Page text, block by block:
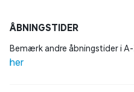
ÅBNINGSTIDER
Bemærk andre åbningstider i
her